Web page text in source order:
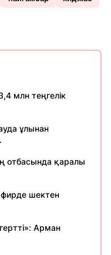
млн теңгелік
ұлынан
отбасында қаралы
шектен
Арман